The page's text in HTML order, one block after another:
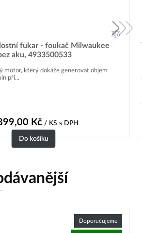
fukar - foukač Milwaukee
aku, 4933500533
motor, který dokáže generovat objem
při...
Kč/ KS s DPH
Do košíku
Doporučujeme